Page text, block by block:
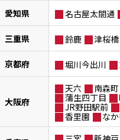
愛知県 名古屋太閤通
三重県 鈴鹿 津桜橋
京都府 堀川今出川
大阪府
天六 南森町
蒲生四丁目
JR野田駅前
香里園
な